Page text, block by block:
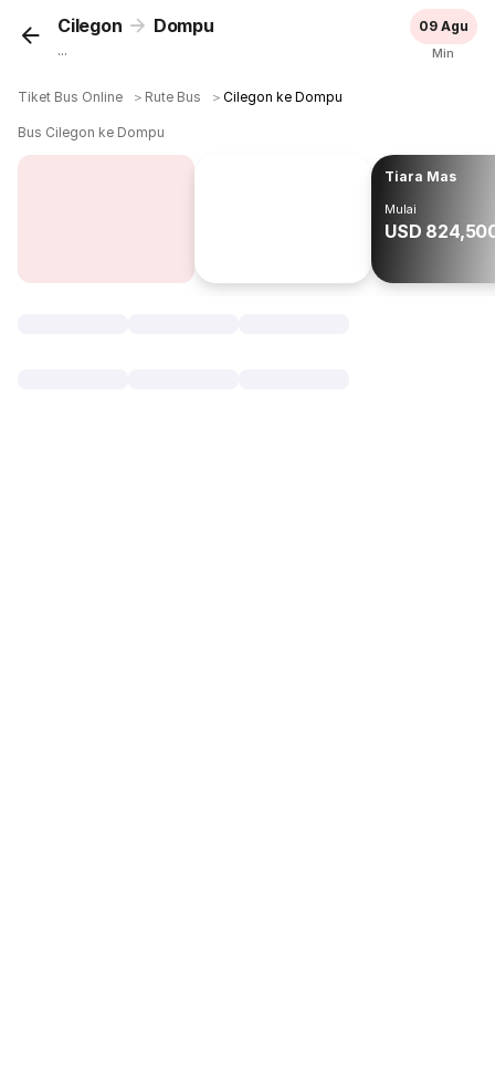
Cilegon Dompu
...
09 Agu
Min
Tiket Bus Online ＞ Rute Bus ＞Cilegon ke Dompu
Bus Cilegon ke Dompu
Tiara Mas
Mulai
USD